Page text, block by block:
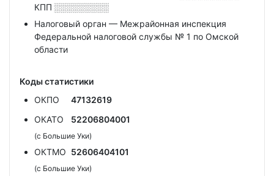
КПП ░░░░░░░░░
Налоговый орган — Межрайонная инспекция
Федеральной налоговой службы № 1 по Омской
области
Коды статистики
ОКПО
47132619
ОКАТО
52206804001
(с Большие Уки)
ОКТМО 52606404101
(с Большие Уки)